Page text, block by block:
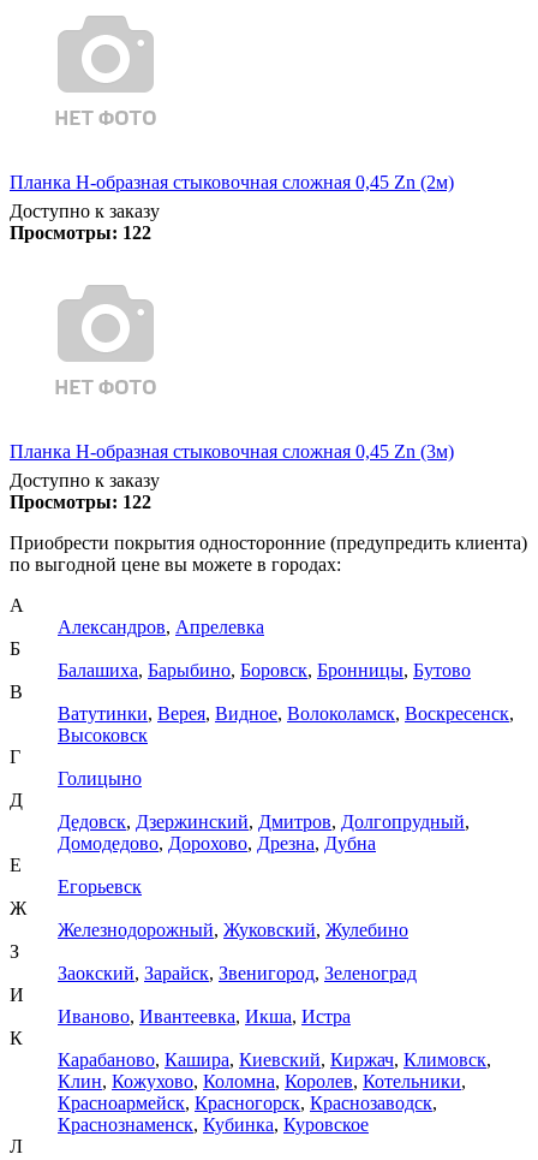
Планка Н-образная стыковочная сложная 0,45 Zn (2м)
Доступно к заказу
Просмотры: 122
Планка Н-образная стыковочная сложная 0,45 Zn (3м)
Доступно к заказу
Просмотры: 122
Приобрести покрытия односторонние (предупредить клиента)
по выгодной цене вы можете в городах:
А
Александров, Апрелевка
Б
Балашиха, Барыбино, Боровск, Бронницы, Бутово
В
Ватутинки, Верея, Видное, Волоколамск, Воскресенск,
Высоковск
Г
Голицыно
Д
Дедовск, Дзержинский, Дмитров, Долгопрудный,
Домодедово, Дорохово, Дрезна, Дубна
Е
Егорьевск
Ж
Железнодорожный, Жуковский, Жулебино
З
Заокский, Зарайск, Звенигород, Зеленоград
И
Иваново, Ивантеевка, Икша, Истра
К
Карабаново, Кашира, Киевский, Киржач, Климовск,
Клин, Кожухово, Коломна, Королев, Котельники,
Красноармейск, Красногорск, Краснозаводск,
Краснознаменск, Кубинка, Куровское
Л